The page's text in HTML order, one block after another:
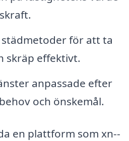
städmetoder för att ta
skräp effektivt.
anpassade efter
och önskemål.
en plattform som xn--